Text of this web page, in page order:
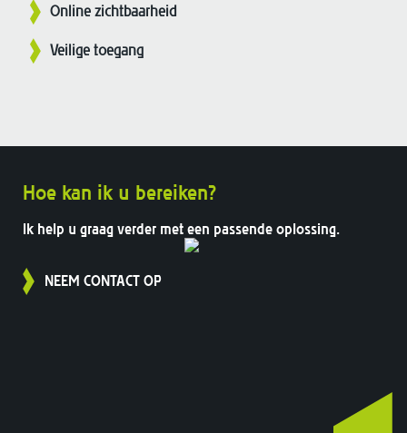
Online zichtbaarheid
Veilige toegang
Hoe kan ik u bereiken?
Ik help u graag verder met een passende oplossing.
NEEM CONTACT OP